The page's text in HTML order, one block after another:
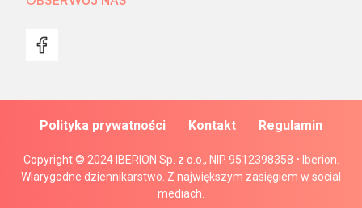
Copyright © 2024 IBERION Sp. z o.o., NIP 9512398358 • Iberion.
Wiarygodne dziennikarstwo. Z największym zasięgiem w social
mediach.
Polityka prywatności Kontakt Regulamin